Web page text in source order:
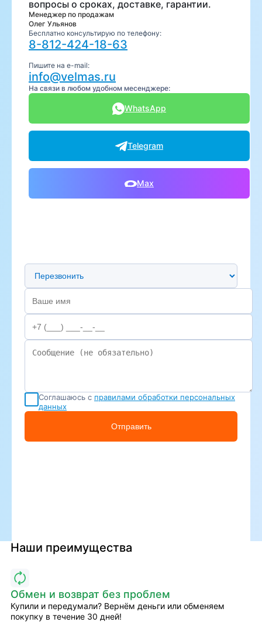
вопросы о сроках, доставке, гарантии.
Менеджер по продажам
Олег Ульянов
Бесплатно консультирую по телефону:
8-812-424-18-63
Пишите на e-mail:
info@velmas.ru
На связи в любом удобном месенджере:
WhatsApp
Telegram
Max
Предпочтительный способ связи
Соглашаюсь с правилами обработки персональных
данных
Отправить
Наши преимущества
Обмен и возврат без проблем
Купили и передумали? Вернём деньги или обменяем
покупку в течение 30 дней!